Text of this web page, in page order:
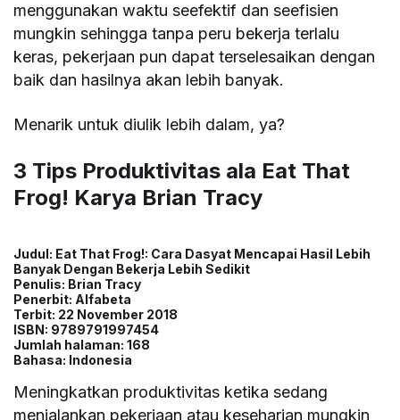
menggunakan waktu seefektif dan seefisien
mungkin sehingga tanpa peru bekerja terlalu
keras, pekerjaan pun dapat terselesaikan dengan
baik dan hasilnya akan lebih banyak.
Menarik untuk diulik lebih dalam, ya?
3 Tips Produktivitas ala Eat That
Frog! Karya Brian Tracy
Judul: Eat That Frog!: Cara Dasyat Mencapai Hasil Lebih
Banyak Dengan Bekerja Lebih Sedikit
Penulis: Brian Tracy
Penerbit: Alfabeta
Terbit: 22 November 2018
ISBN: 9789791997454
Jumlah halaman: 168
Bahasa: Indonesia
Meningkatkan produktivitas ketika sedang
menjalankan pekerjaan atau keseharian mungkin